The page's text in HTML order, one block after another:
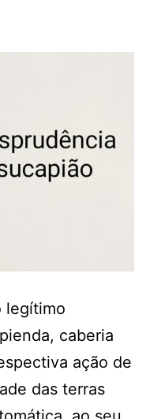
legítimo
caberia
ação de
das terras